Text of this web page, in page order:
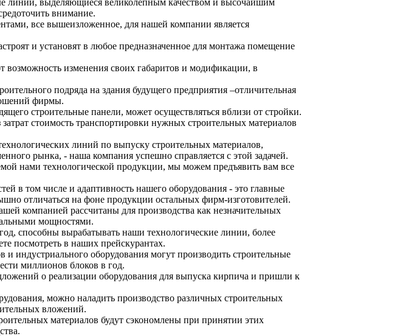
внимание.
все вышеизложенное, для нашей компании является
и установят в любое предназначенное для монтажа помещение
изменения своих габаритов и модификации, в
подряда на здания будущего предприятия –отличительная
фирмы.
строительные панели, может осуществляться вблизи от стройки.
стоимость транспортировки нужных строительных материалов
линий по выпуску строительных материалов,
рынка, - наша компания успешно справляется с этой задачей.
нами технологической продукции, мы можем предъявить вам все
в том числе и адаптивность нашего оборудования - это главные
отличаться на фоне продукции остальных фирм-изготовителей.
компанией рассчитаны для производства как незначительных
мощностями.
способны вырабатывать наши технологические линии, более
посмотреть в наших прейскурантах.
и индустриального оборудования могут производить строительные
миллионов блоков в год.
о реализации оборудования для выпуска кирпича и пришли к
можно наладить производство различных строительных
вложений.
материалов будут сэкономлены при принятии этих